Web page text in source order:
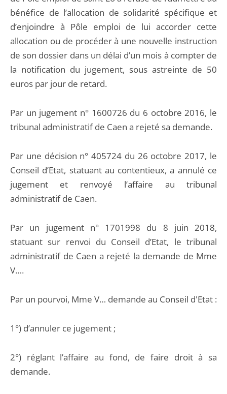
bénéfice de l’allocation de solidarité spécifique et
d’enjoindre à Pôle emploi de lui accorder cette
allocation ou de procéder à une nouvelle instruction
de son dossier dans un délai d’un mois à compter de
la notification du jugement, sous astreinte de 50
euros par jour de retard.
Par un jugement n° 1600726 du 6 octobre 2016, le
tribunal administratif de Caen a rejeté sa demande.
Par une décision n° 405724 du 26 octobre 2017, le
Conseil d’Etat, statuant au contentieux, a annulé ce
jugement et renvoyé l’affaire au tribunal
administratif de Caen.
Par un jugement n° 1701998 du 8 juin 2018,
statuant sur renvoi du Conseil d’Etat, le tribunal
administratif de Caen a rejeté la demande de Mme
V….
Par un pourvoi, Mme V… demande au Conseil d'Etat :
1°) d’annuler ce jugement ;
2°) réglant l’affaire au fond, de faire droit à sa
demande.